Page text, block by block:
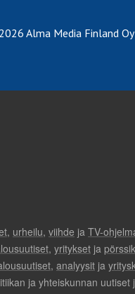
Alma Media Finland Oy